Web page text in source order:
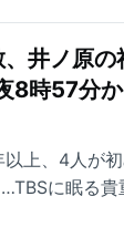
井ノ原の
8時57分
上、4人が
に眠る貴